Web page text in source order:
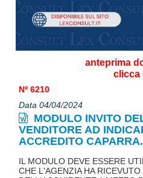
anteprima
clicca
Nº 6210
Data 04/04/2024
MODULO INVITO
VENDITORE AD
ACCREDITO CAPARRA.
IL MODULO DEVE ESSERE
CHE L'AGENZIA HA RICEVUTO